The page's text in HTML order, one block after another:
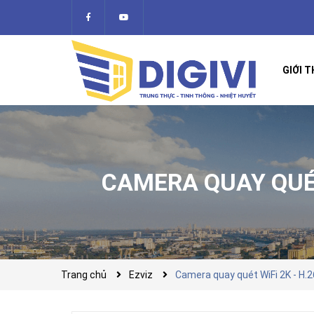
GIỚI
CAMERA QUAY
Trang chủ Ezviz Camera quay quét WiFi 2K -